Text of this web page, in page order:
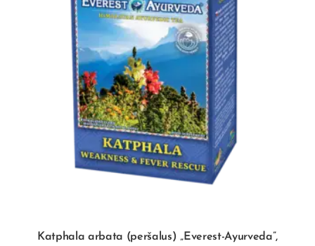
Katphala arbata (peršalus) „Everest-Ayurveda”,